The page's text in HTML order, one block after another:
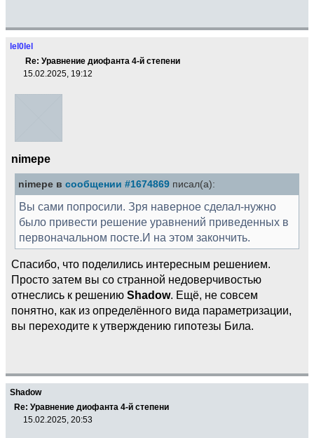
lel0lel
Re: Уравнение диофанта 4-й степени
15.02.2025, 19:12
nimepe
nimepe в сообщении #1674869 писал(а):
Вы сами попросили. Зря наверное сделал-нужно
было привести решение уравнений приведенных в
первоначальном посте.И на этом закончить.
Спасибо, что поделились интересным решением.
Просто затем вы со странной недоверчивостью
отнеслись к решению Shadow. Ещё, не совсем
понятно, как из определённого вида параметризации,
вы переходите к утверждению гипотезы Била.
Shadow
Re: Уравнение диофанта 4-й степени
15.02.2025, 20:53